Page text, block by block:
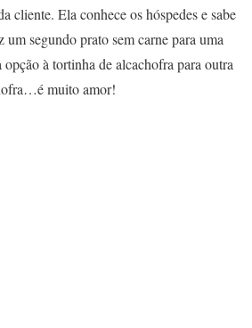
cliente. Ela conhece os hóspedes e sabe
um segundo prato sem carne para uma
à tortinha de alcachofra para outra
muito amor!